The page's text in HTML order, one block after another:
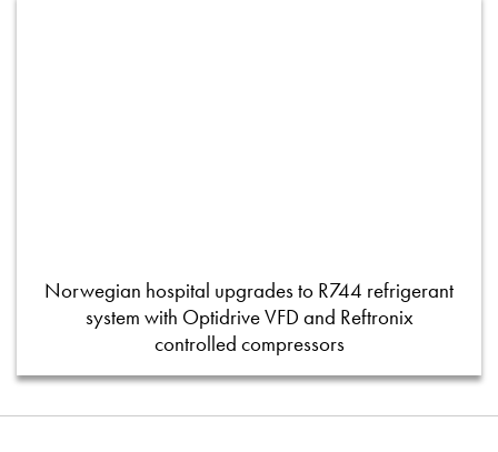
Norwegian hospital upgrades to R744 refrigerant
system with Optidrive VFD and Reftronix
controlled compressors